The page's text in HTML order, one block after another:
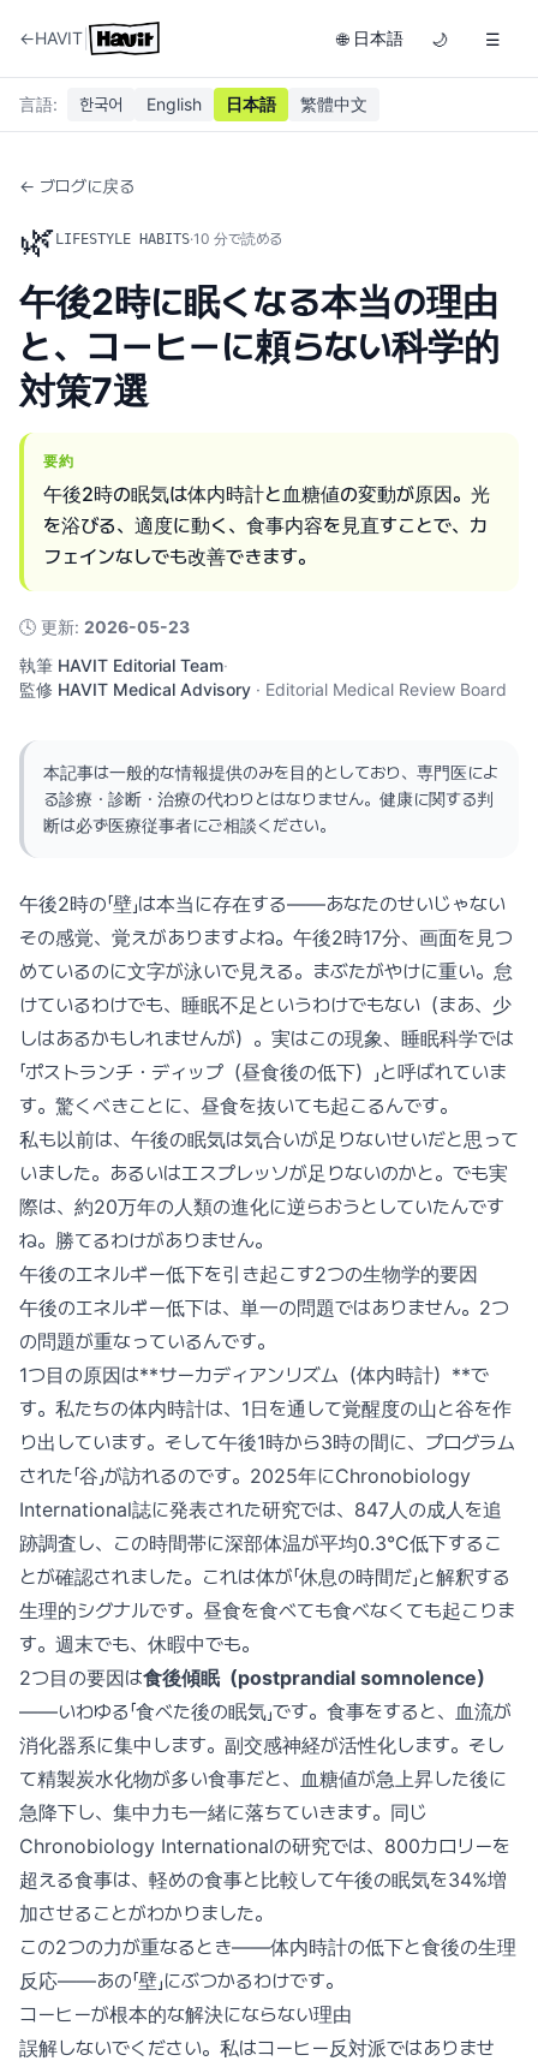
←HAVIT 🌐 日本語 🌙 ☰
言語: 한국어 English 日本語 繁體中文
← ブログに戻る
🌿 LIFESTYLE HABITS·10 分で読める
午後2時に眠くなる本当の理由
と、コーヒーに頼らない科学的
対策7選
要約
午後2時の眠気は体内時計と血糖値の変動が原因。光
を浴びる、適度に動く、食事内容を見直すことで、カ
フェインなしでも改善できます。
🕓 更新: 2026-05-23
執筆 HAVIT Editorial Team·
監修 HAVIT Medical Advisory · Editorial Medical Review Board
本記事は一般的な情報提供のみを目的としており、専門医によ
る診療・診断・治療の代わりとはなりません。健康に関する判
断は必ず医療従事者にご相談ください。
午後2時の「壁」は本当に存在する——あなたのせいじゃない
その感覚、覚えがありますよね。午後2時17分、画面を見つ
めているのに文字が泳いで見える。まぶたがやけに重い。怠
けているわけでも、睡眠不足というわけでもない（まあ、少
しはあるかもしれませんが）。実はこの現象、睡眠科学では
「ポストランチ・ディップ（昼食後の低下）」と呼ばれていま
す。驚くべきことに、昼食を抜いても起こるんです。
私も以前は、午後の眠気は気合いが足りないせいだと思って
いました。あるいはエスプレッソが足りないのかと。でも実
際は、約20万年の人類の進化に逆らおうとしていたんです
ね。勝てるわけがありません。
午後のエネルギー低下を引き起こす2つの生物学的要因
午後のエネルギー低下は、単一の問題ではありません。2つ
の問題が重なっているんです。
1つ目の原因は**サーカディアンリズム（体内時計）**で
す。私たちの体内時計は、1日を通して覚醒度の山と谷を作
り出しています。そして午後1時から3時の間に、プログラム
された「谷」が訪れるのです。2025年にChronobiology
International誌に発表された研究では、847人の成人を追
跡調査し、この時間帯に深部体温が平均0.3°C低下するこ
とが確認されました。これは体が「休息の時間だ」と解釈する
生理的シグナルです。昼食を食べても食べなくても起こりま
す。週末でも、休暇中でも。
2つ目の要因は食後傾眠（postprandial somnolence）
——いわゆる「食べた後の眠気」です。食事をすると、血流が
消化器系に集中します。副交感神経が活性化します。そし
て精製炭水化物が多い食事だと、血糖値が急上昇した後に
急降下し、集中力も一緒に落ちていきます。同じ
Chronobiology Internationalの研究では、800カロリーを
超える食事は、軽めの食事と比較して午後の眠気を34%増
加させることがわかりました。
この2つの力が重なるとき——体内時計の低下と食後の生理
反応——あの「壁」にぶつかるわけです。
コーヒーが根本的な解決にならない理由
誤解しないでください。私はコーヒー反対派ではありませ